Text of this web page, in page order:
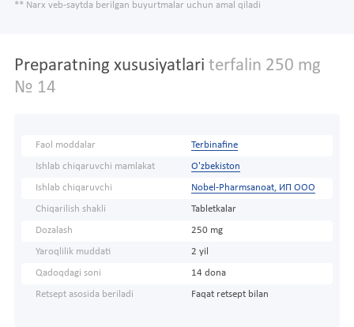
** Narx veb-saytda berilgan buyurtmalar uchun amal qiladi
Preparatning xususiyatlari terfalin 250 mg
№ 14
Faol moddalar Terbinafine
Ishlab chiqaruvchi mamlakat O'zbekiston
Ishlab chiqaruvchi Nobel-Pharmsanoat, ИП ООО
Chiqarilish shakli Tabletkalar
Dozalash 250 mg
Yaroqlilik muddati 2 yil
Qadoqdagi soni 14 dona
Retsept asosida beriladi Faqat retsept bilan